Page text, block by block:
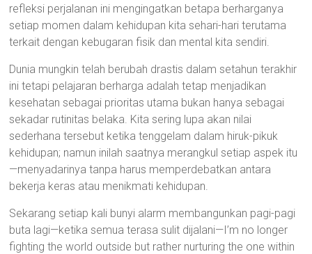
refleksi perjalanan ini mengingatkan betapa berharganya
setiap momen dalam kehidupan kita sehari-hari terutama
terkait dengan kebugaran fisik dan mental kita sendiri.
Dunia mungkin telah berubah drastis dalam setahun terakhir
ini tetapi pelajaran berharga adalah tetap menjadikan
kesehatan sebagai prioritas utama bukan hanya sebagai
sekadar rutinitas belaka. Kita sering lupa akan nilai
sederhana tersebut ketika tenggelam dalam hiruk-pikuk
kehidupan; namun inilah saatnya merangkul setiap aspek itu
—menyadarinya tanpa harus memperdebatkan antara
bekerja keras atau menikmati kehidupan.
Sekarang setiap kali bunyi alarm membangunkan pagi-pagi
buta lagi—ketika semua terasa sulit dijalani—I’m no longer
fighting the world outside but rather nurturing the one within